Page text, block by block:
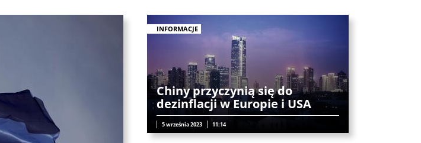
INFORMACJE
Chiny przyczynią się do
dezinflacji w Europie i USA
5 września 2023 11:14